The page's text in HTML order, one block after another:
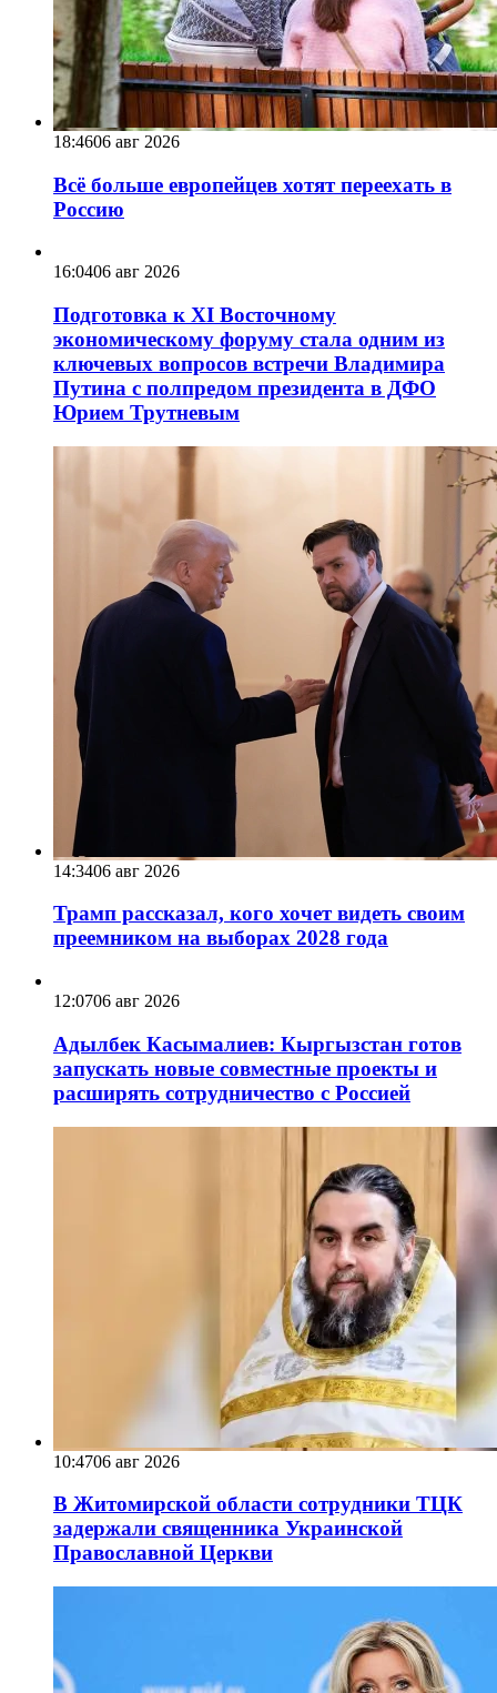
18:4606 авг 2026
Всё больше европейцев хотят переехать в
Россию
16:0406 авг 2026
Подготовка к XI Восточному
экономическому форуму стала одним из
ключевых вопросов встречи Владимира
Путина с полпредом президента в ДФО
Юрием Трутневым
14:3406 авг 2026
Трамп рассказал, кого хочет видеть своим
преемником на выборах 2028 года
12:0706 авг 2026
Адылбек Касымалиев: Кыргызстан готов
запускать новые совместные проекты и
расширять сотрудничество с Россией
10:4706 авг 2026
В Житомирской области сотрудники ТЦК
задержали священника Украинской
Православной Церкви